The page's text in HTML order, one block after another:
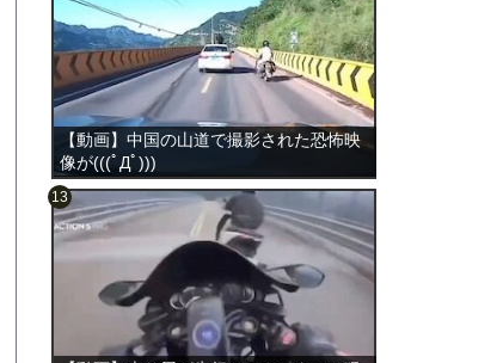
【動画】中国の山道で撮影された恐怖映
像が(((ﾟДﾟ)))